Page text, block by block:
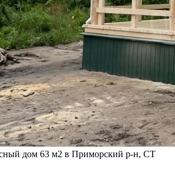
дом 63 м2 в Приморский р-н, СТ